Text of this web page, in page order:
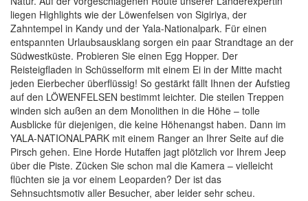
liegen Highlights wie der Löwenfelsen von Sigiriya, der
Zahntempel in Kandy und der Yala-Nationalpark. Für einen
entspannten Urlaubsausklang sorgen ein paar Strandtage an der
Südwestküste. Probieren Sie einen Egg Hopper. Der
Reisteigfladen in Schüsselform mit einem Ei in der Mitte macht
jeden Eierbecher überflüssig! So gestärkt fällt Ihnen der Aufstieg
auf den LÖWENFELSEN bestimmt leichter. Die steilen Treppen
winden sich außen an dem Monolithen in die Höhe – tolle
Ausblicke für diejenigen, die keine Höhenangst haben. Dann im
YALA-NATIONALPARK mit einem Ranger an Ihrer Seite auf die
Pirsch gehen. Eine Horde Hutaffen jagt plötzlich vor Ihrem Jeep
über die Piste. Zücken Sie schon mal die Kamera – vielleicht
flüchten sie ja vor einem Leoparden? Der ist das
Sehnsuchtsmotiv aller Besucher, aber leider sehr scheu.